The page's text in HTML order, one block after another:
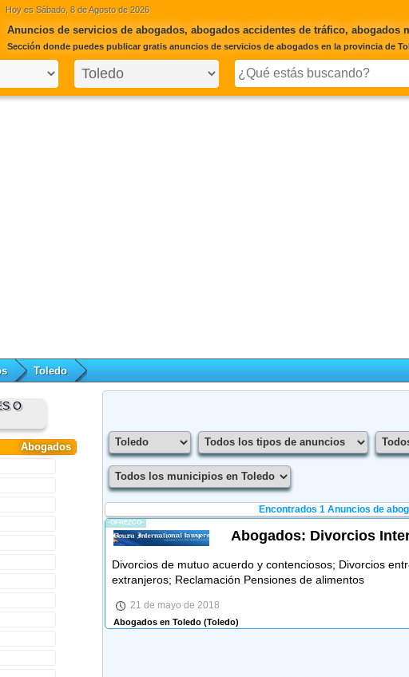
Hoy es Sábado, 8 de Agosto de 2026
Anuncios de servicios de abogados, abogados accidentes de tráfico,
Sección donde puedes publicar gratis anuncios de servicios de abogados en la provincia de
Toledo
O
Abogados
Encontrados 1Anuncios de
-OFREZCO-
Abogados: Divorcios
Divorcios de mutuo acuerdo y contenciosos; Divorcios
extranjeros; Reclamación Pensiones de alimentos
21 de mayo de 2018
Abogados en Toledo(Toledo)